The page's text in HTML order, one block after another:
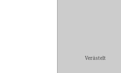
Verästelt